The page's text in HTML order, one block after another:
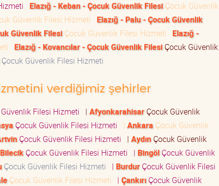
Elazığ - Keban - Çocuk Güvenlik FilesiÇocuk Güvenlik
Güvenlik Filesi Hizmeti
Elazığ - Palu - Çocuk Güvenlik
Güvenlik FilesiÇocuk Güvenlik Filesi Hizmeti
Elazığ -
Elazığ - Kovancılar - Çocuk Güvenlik FilesiÇocuk Güvenlik
Çocuk Güvenlik Filesi Hizmeti
verdiğimiz şehirler
Filesi Hizmeti | Afyonkarahisar Çocuk Güvenlik
Çocuk Güvenlik Filesi Hizmeti | Ankara Çocuk Güvenlik
Çocuk Güvenlik Filesi Hizmeti | AydınÇocuk Güvenlik
Bilecik Çocuk Güvenlik Filesi Hizmeti | BingölÇocuk Güvenlik
Çocuk Güvenlik Filesi Hizmeti | Burdur Çocuk Güvenlik Filesi
Çocuk Güvenlik Filesi Hizmeti | ÇankırıÇocuk Güvenlik